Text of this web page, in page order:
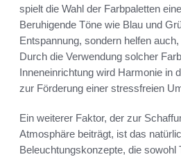
spielt die Wahl der Farbpaletten
Beruhigende Töne wie Blau und
Entspannung, sondern helfen
Durch die Verwendung solcher
Inneneinrichtung wird Harmonie in
zur Förderung einer stressfreien
Ein weiterer Faktor, der zur
Atmosphäre beiträgt, ist das
Beleuchtungskonzepte, die sowohl